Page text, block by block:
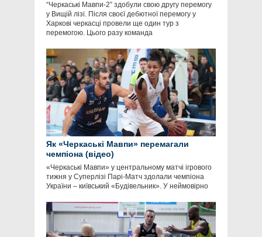
“Черкаські Мавпи-2” здобули свою другу перемогу
у Вищій лізі. Після своєї дебютної перемогу у
Харкові черкасці провели ще один тур з
перемогою. Цього разу команда
Як «Черкаські Мавпи» перемагали
чемпіона (відео)
«Черкаські Мавпи» у центральному матчі ігрового
тижня у Суперлізі Парі-Матч здолали чемпіона
України – київський «Будівельник». У неймовірно